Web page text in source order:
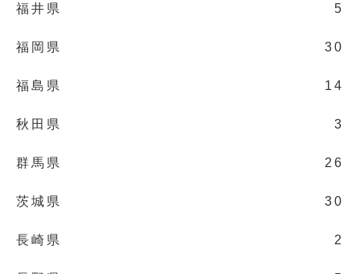
福井県 5
福岡県 30
福島県 14
秋田県 3
群馬県 26
茨城県 30
長崎県 2